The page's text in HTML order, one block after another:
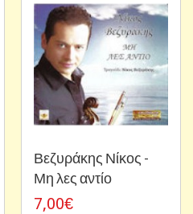
Βεζυράκης Νίκος -
Μη λες αντίο
7,00€